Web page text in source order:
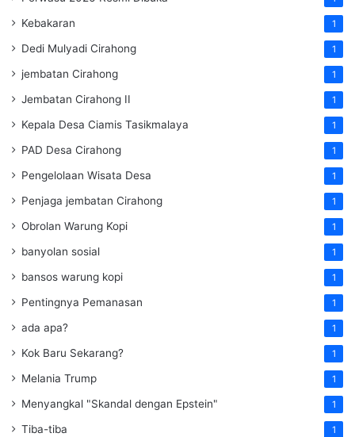
Kebakaran 1
Dedi Mulyadi Cirahong 1
jembatan Cirahong 1
Jembatan Cirahong II 1
Kepala Desa Ciamis Tasikmalaya 1
PAD Desa Cirahong 1
Pengelolaan Wisata Desa 1
Penjaga jembatan Cirahong 1
Obrolan Warung Kopi 1
banyolan sosial 1
bansos warung kopi 1
Pentingnya Pemanasan 1
ada apa? 1
Kok Baru Sekarang? 1
Melania Trump 1
Menyangkal "Skandal dengan Epstein" 1
Tiba-tiba 1